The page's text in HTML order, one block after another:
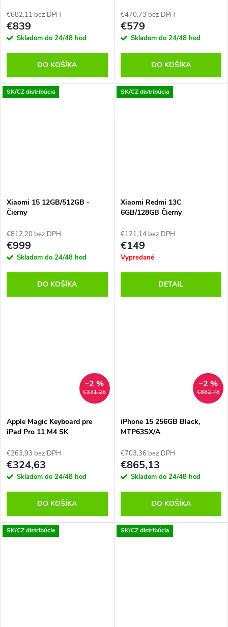
€682,11 bez DPH
€839
Skladom do 24/48 hod
DO KOŠÍKA
€470,73 bez DPH
€579
Skladom do 24/48 hod
DO KOŠÍKA
SK/CZ distribúcia
Xiaomi 15 12GB/512GB -
Čierny
€812,20 bez DPH
€999
Skladom do 24/48 hod
DO KOŠÍKA
SK/CZ distribúcia
Xiaomi Redmi 13C
6GB/128GB Čierny
€121,14 bez DPH
€149
Vypredané
DETAIL
€331,26
–2 %
Apple Magic Keyboard pre
iPad Pro 11 M4 SK
€263,93 bez DPH
€324,63
Skladom do 24/48 hod
DO KOŠÍKA
€882,78
–2 %
iPhone 15 256GB Black,
MTP63SX/A
€703,36 bez DPH
€865,13
Skladom do 24/48 hod
DO KOŠÍKA
SK/CZ distribúcia SK/CZ distribúcia